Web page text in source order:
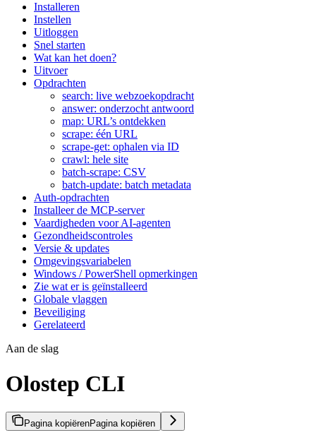
Installeren
Instellen
Uitloggen
Snel starten
Wat kan het doen?
Uitvoer
Opdrachten
search: live webzoekopdracht
answer: onderzocht antwoord
map: URL’s ontdekken
scrape: één URL
scrape-get: ophalen via ID
crawl: hele site
batch-scrape: CSV
batch-update: batch metadata
Auth-opdrachten
Installeer de MCP-server
Vaardigheden voor AI-agenten
Gezondheidscontroles
Versie & updates
Omgevingsvariabelen
Windows / PowerShell opmerkingen
Zie wat er is geïnstalleerd
Globale vlaggen
Beveiliging
Gerelateerd
Aan de slag
Olostep CLI
Pagina kopiërenPagina kopiëren